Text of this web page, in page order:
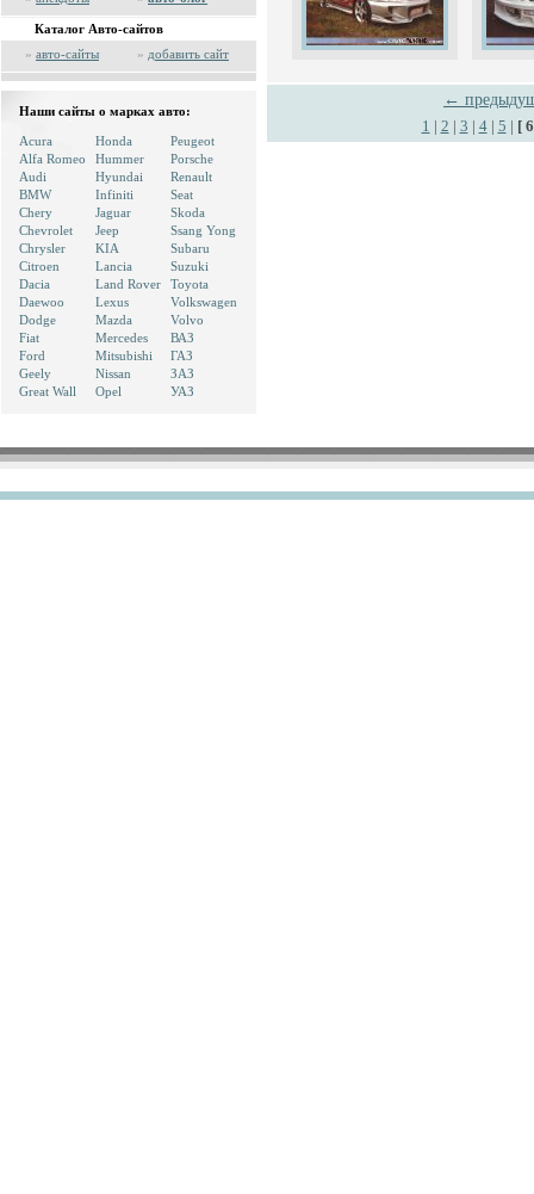
Каталог Авто-сайтов
» авто-сайты » добавить сайт
Наши сайты о марках авто:
Acura
Alfa Romeo
Audi
BMW
Chery
Chevrolet
Chrysler
Citroen
Dacia
Daewoo
Dodge
Fiat
Ford
Geely
Great Wall
Honda
Hummer
Hyundai
Infiniti
Jaguar
Jeep
KIA
Lancia
Land Rover
Lexus
Mazda
Mercedes
Mitsubishi
Nissan
Opel
Peugeot
Porsche
Renault
Seat
Skoda
Ssang Yong
Subaru
Suzuki
Toyota
Volkswagen
Volvo
ВАЗ
ГАЗ
ЗАЗ
УАЗ
←
1 | 2 | 3 | 4| 5 | [